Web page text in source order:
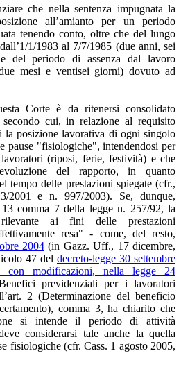
che nella sentenza impugnata la
all’amianto per un periodo
tenendo conto, oltre che del lungo
1/1983 al 7/7/1985 (due anni, sei
del periodo di assenza dal lavoro
mesi e ventisei giorni) dovuto ad
Corte è da ritenersi consolidato
secondo cui, in relazione al requisito
la posizione lavorativa di ogni singolo
pause "fisiologiche", intendendosi per
(riposi, ferie, festività) e che
del rapporto, in quanto
tempo delle prestazioni spiegate (cfr.,
2001 e n. 997/2003). Se, dunque,
13 comma 7 della legge n. 257/92, la
rilevante ai fini delle prestazioni
resa" - come, del resto,
2004 (in Gazz. Uff., 17 dicembre,
47 del decreto-legge 30 settembre
con modificazioni, nella legge 24
previdenziali per i lavoratori
2 (Determinazione del beneficio
comma 3, ha chiarito che
si intende il periodo di attività
considerarsi tale anche la quella
fisiologiche (cfr. Cass. 1 agosto 2005,